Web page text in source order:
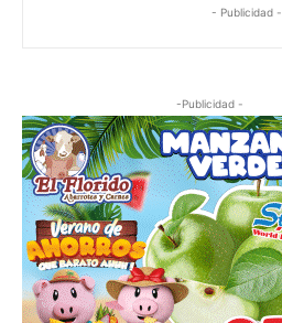
- Publicidad -
-Publicidad -